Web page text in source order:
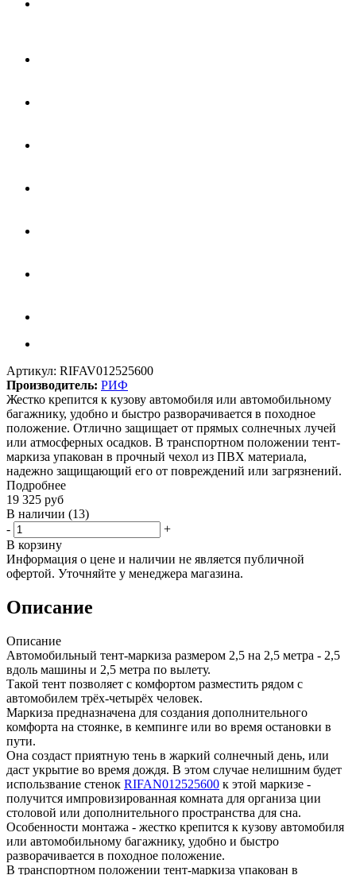
Артикул: RIFAV012525600
Производитель: РИФ
Жестко крепится к кузову автомобиля или автомобильному
багажнику, удобно и быстро разворачивается в походное
положение. Отлично защищает от прямых солнечных лучей
или атмосферных осадков. В транспортном положении тент-
маркиза упакован в прочный чехол из ПВХ материала,
надежно защищающий его от повреждений или загрязнений.
Подробнее
19 325 руб
В наличии (13)
-
+
В корзину
Информация о цене и наличии не является публичной
офертой. Уточняйте у менеджера магазина.
Описание
Описание
Автомобильный тент-маркиза размером 2,5 на 2,5 метра - 2,5
вдоль машины и 2,5 метра по вылету.
Такой тент позволяет с комфортом разместить рядом с
автомобилем трёх-четырёх человек.
Маркиза предназначена для создания дополнительного
комфорта на стоянке, в кемпинге или во время остановки в
пути.
Она создаст приятную тень в жаркий солнечный день, или
даст укрытие во время дождя. В этом случае нелишним будет
использвание стенок RIFAN012525600 к этой маркизе -
получится импровизированная комната для организа ции
столовой или дополнительного пространства для сна.
Особенности монтажа - жестко крепится к кузову автомобиля
или автомобильному багажнику, удобно и быстро
разворачивается в походное положение.
В транспортном положении тент-маркиза упакован в